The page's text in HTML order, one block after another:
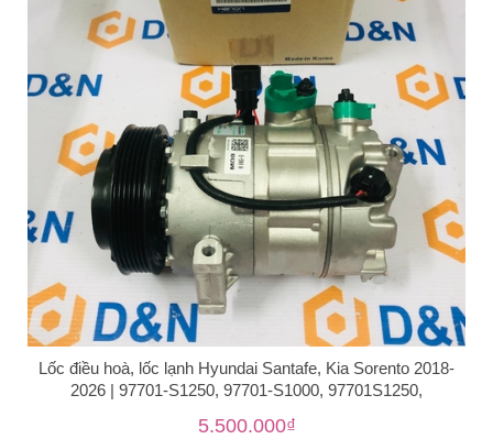
Lốc điều hoà, lốc lạnh Hyundai Santafe, Kia Sorento 2018-
2026 | 97701-S1250, 97701-S1000, 97701S1250,
5.500.000₫